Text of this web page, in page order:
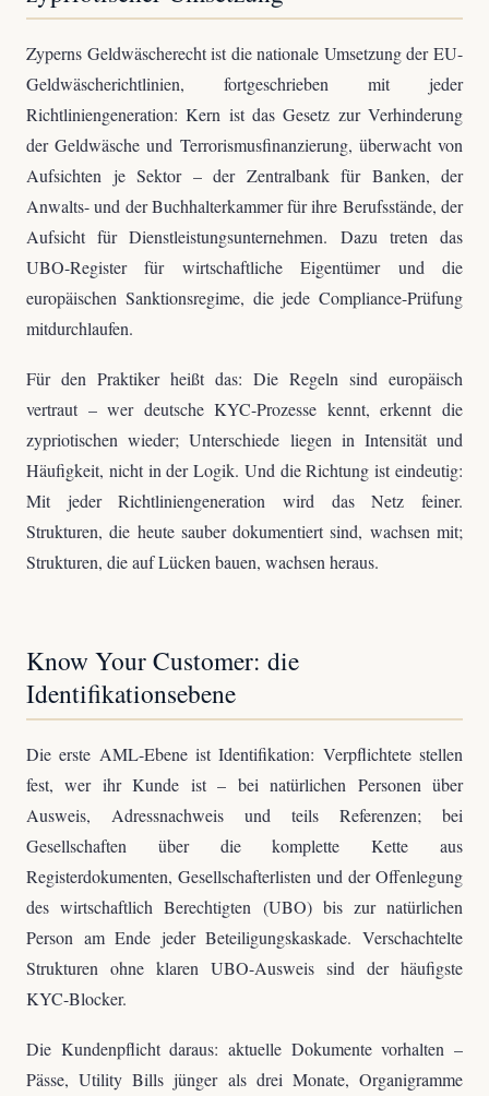
Zyperns Geldwäscherecht ist die nationale Umsetzung der EU-
Geldwäscherichtlinien, fortgeschrieben mit jeder
Richtliniengeneration: Kern ist das Gesetz zur Verhinderung
der Geldwäsche und Terrorismusfinanzierung, überwacht von
Aufsichten je Sektor – der Zentralbank für Banken, der
Anwalts- und der Buchhalterkammer für ihre Berufsstände, der
Aufsicht für Dienstleistungsunternehmen. Dazu treten das
UBO-Register für wirtschaftliche Eigentümer und die
europäischen Sanktionsregime, die jede Compliance-Prüfung
mitdurchlaufen.
Für den Praktiker heißt das: Die Regeln sind europäisch
vertraut – wer deutsche KYC-Prozesse kennt, erkennt die
zypriotischen wieder; Unterschiede liegen in Intensität und
Häufigkeit, nicht in der Logik. Und die Richtung ist eindeutig:
Mit jeder Richtliniengeneration wird das Netz feiner.
Strukturen, die heute sauber dokumentiert sind, wachsen mit;
Strukturen, die auf Lücken bauen, wachsen heraus.
Know Your Customer: die
Identifikationsebene
Die erste AML-Ebene ist Identifikation: Verpflichtete stellen
fest, wer ihr Kunde ist – bei natürlichen Personen über
Ausweis, Adressnachweis und teils Referenzen; bei
Gesellschaften über die komplette Kette aus
Registerdokumenten, Gesellschafterlisten und der Offenlegung
des wirtschaftlich Berechtigten (UBO) bis zur natürlichen
Person am Ende jeder Beteiligungskaskade. Verschachtelte
Strukturen ohne klaren UBO-Ausweis sind der häufigste
KYC-Blocker.
Die Kundenpflicht daraus: aktuelle Dokumente vorhalten –
Pässe, Utility Bills jünger als drei Monate, Organigramme